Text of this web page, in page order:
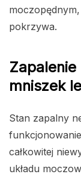
pokrzywa.
Zapalenie
mniszek
Stan zapalny
całkowitej
układu